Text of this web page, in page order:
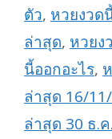
ตัว, หวยงวด
ล่าสุด, หวยง
นี้ออกอะไร,
ล่าสุด 16/
ล่าสุด 30 ธ.